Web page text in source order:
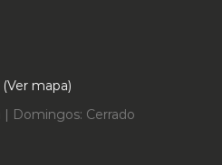
mapa)
Domingos: Cerrado